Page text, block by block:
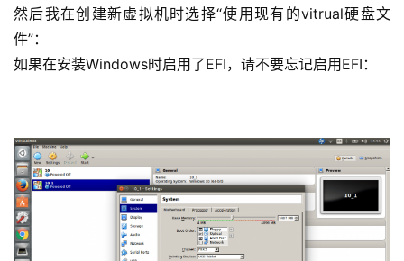
然后我在创建新虚拟机时选择“使用现有的vitrual硬盘文
件”：
如果在安装Windows时启用了EFI，请不要忘记启用EFI：